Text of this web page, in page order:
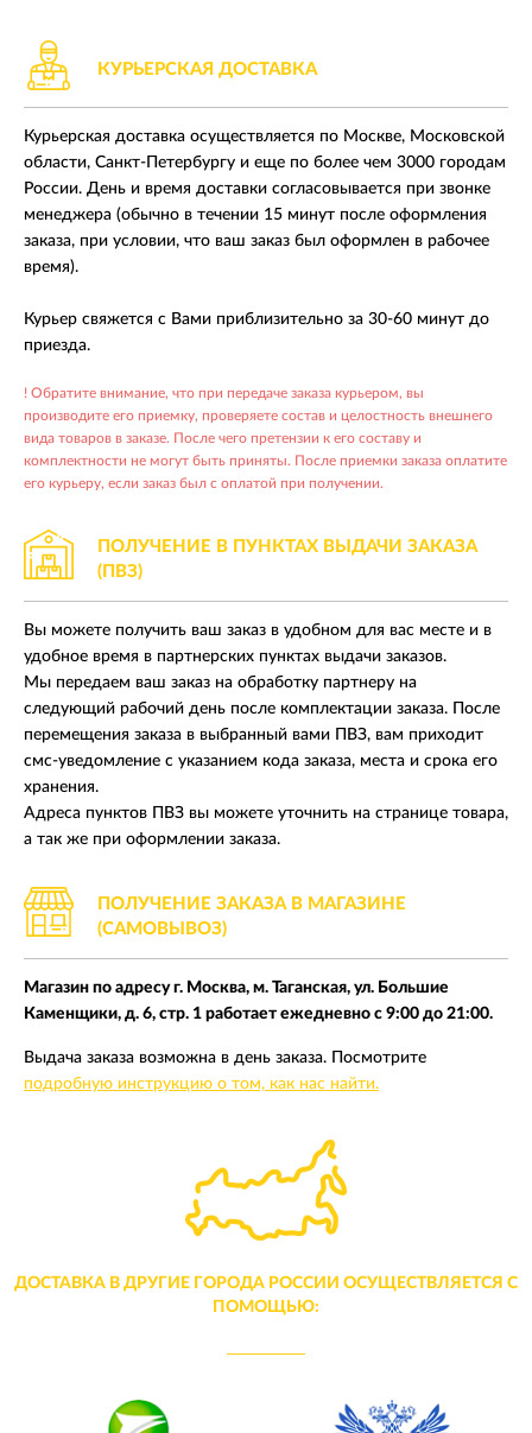
КУРЬЕРСКАЯ ДОСТАВКА
Курьерская доставка осуществляется по Москве, Московской
области, Санкт-Петербургу и еще по более чем 3000 городам
России. День и время доставки согласовывается при звонке
менеджера (обычно в течении 15 минут после оформления
заказа, при условии, что ваш заказ был оформлен в рабочее
время).
Курьер свяжется с Вами приблизительно за 30-60 минут до
приезда.
! Обратите внимание, что при передаче заказа курьером, вы
производите его приемку, проверяете состав и целостность внешнего
вида товаров в заказе. После чего претензии к его составу и
комплектности не могут быть приняты. После приемки заказа оплатите
его курьеру, если заказ был с оплатой при получении.
ПОЛУЧЕНИЕ В ПУНКТАХ ВЫДАЧИ ЗАКАЗА
(ПВЗ)
Вы можете получить ваш заказ в удобном для вас месте и в
удобное время в партнерских пунктах выдачи заказов.
Мы передаем ваш заказ на обработку партнеру на
следующий рабочий день после комплектации заказа. После
перемещения заказа в выбранный вами ПВЗ, вам приходит
смс-уведомление с указанием кода заказа, места и срока его
хранения.
Адреса пунктов ПВЗ вы можете уточнить на странице товара,
а так же при оформлении заказа.
ПОЛУЧЕНИЕ ЗАКАЗА В МАГАЗИНЕ
(САМОВЫВОЗ)
Магазин по адресу г. Москва, м. Таганская, ул. Большие
Каменщики, д. 6, стр. 1 работает ежедневно с 9:00 до 21:00.
Выдача заказа возможна в день заказа. Посмотрите
подробную инструкцию о том, как нас найти.
ДОСТАВКА В ДРУГИЕ ГОРОДА РОССИИ ОСУЩЕСТВЛЯЕТСЯ С
ПОМОЩЬЮ: